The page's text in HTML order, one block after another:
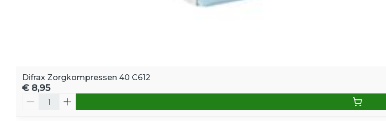
Difrax Zorgkompressen 40 C612
€ 8,95